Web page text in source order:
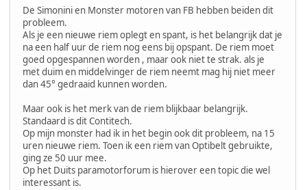
De Simonini en Monster motoren van FB hebben beiden dit
probleem.
Als je een nieuwe riem oplegt en spant, is het belangrijk dat je
na een half uur de riem nog eens bij opspant. De riem moet
goed opgespannen worden , maar ook niet te strak. als je
met duim en middelvinger de riem neemt mag hij niet meer
dan 45° gedraaid kunnen worden.
Maar ook is het merk van de riem blijkbaar belangrijk.
Standaard is dit Contitech.
Op mijn monster had ik in het begin ook dit probleem, na 15
uren nieuwe riem. Toen ik een riem van Optibelt gebruikte,
ging ze 50 uur mee.
Op het Duits paramotorforum is hierover een topic die wel
interessant is.